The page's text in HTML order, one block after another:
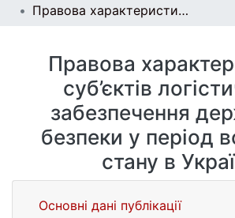
Правова характеристика суб’єктів логістичного забезпечення державної безпеки у період воєнного стану в Україні
Правова
суб’єктів
забезпечення
безпеки у період
стану в
Основні дані публікації